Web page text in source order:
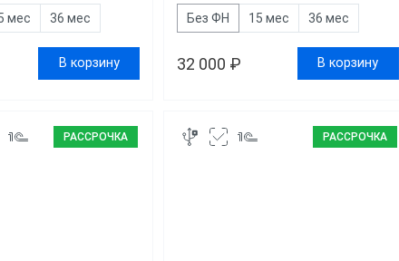
мес 36 мес
В корзину
Без ФН 15 мес 36 мес
32 000 ₽ В корзину
РАССРОЧКА РАССРОЧКА